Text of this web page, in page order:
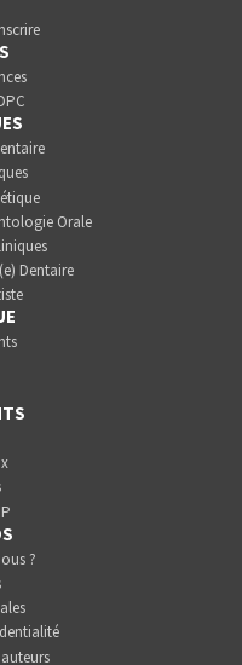
Orale
Dentaire
?